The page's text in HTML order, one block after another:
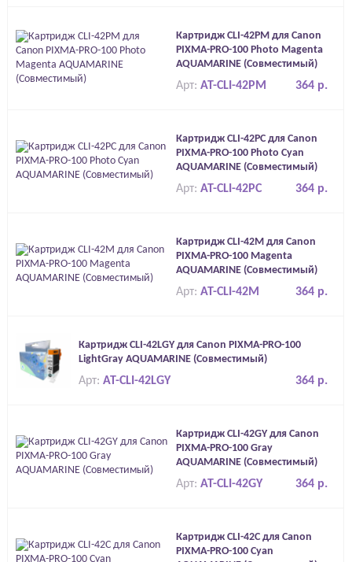
Картридж CLI-42PM для Canon
PIXMA-PRO-100 Photo Magenta
AQUAMARINE (Совместимый)
364 р.
Арт: AT-CLI-42PM
Картридж CLI-42PC для Canon
PIXMA-PRO-100 Photo Cyan
AQUAMARINE (Совместимый)
364 р.
Арт: AT-CLI-42PC
Картридж CLI-42M для Canon
PIXMA-PRO-100 Magenta
AQUAMARINE (Совместимый)
364 р.
Арт:AT-CLI-42M
Картридж CLI-42LGY для Canon PIXMA-PRO-100
LightGray AQUAMARINE (Совместимый)
364 р.
Арт: AT-CLI-42LGY
Картридж CLI-42GY для Canon
PIXMA-PRO-100 Gray
AQUAMARINE (Совместимый)
364 р.
Арт:AT-CLI-42GY
Картридж CLI-42C для Canon
PIXMA-PRO-100 Cyan